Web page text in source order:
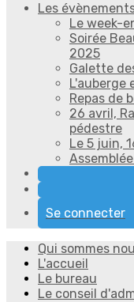
Les
Le week-
Soirée
2025
Galette
L'auberge
Repas de
26 avril,
pédestre
Le 5 juin,
Se connecter
Qui sommes
L'accueil
Le bureau
Le conseil